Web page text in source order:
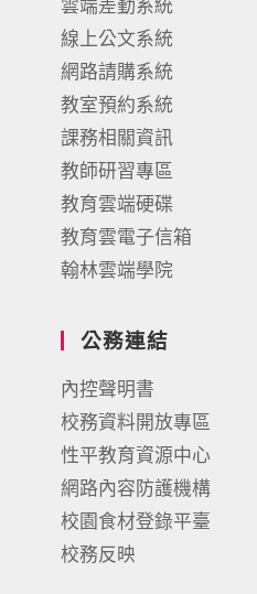
雲端差勤系統
線上公文系統
網路請購系統
教室預約系統
課務相關資訊
教師研習專區
教育雲端硬碟
教育雲電子信箱
翰林雲端學院
公務連結
內控聲明書
校務資料開放專區
性平教育資源中心
網路內容防護機構
校園食材登錄平臺
校務反映